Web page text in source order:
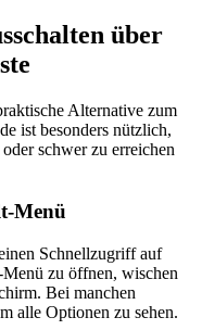
über
Alternative zum
ist besonders nützlich,
schwer zu erreichen
Menü
Schnellzugriff auf
zu öffnen, wischen
Bei manchen
alle Optionen zu sehen.